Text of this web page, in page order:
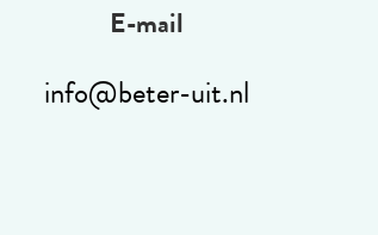
E-mail
info@beter-uit.nl